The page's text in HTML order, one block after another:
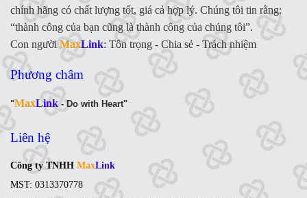
chính hãng có chất lượng tốt, giá cả hợp lý. Chúng tôi tin rằng:
“thành công của bạn cũng là thành công của chúng tôi”.
Con người MaxLink: Tôn trọng - Chia sẻ - Trách nhiệm
Phương châm
"MaxLink- Do with Heart"
Liên hệ
Công ty TNHH MaxLink
MST: 0313370778